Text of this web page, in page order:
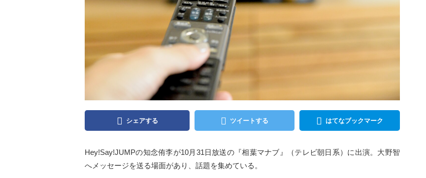
シェアする ツイートする はてなブックマーク
Hey!Say!JUMPの知念侑李が10月31日放送の『相葉マナブ』（テレビ朝日系）に出演。大野智
へメッセージを送る場面があり、話題を集めている。
記事を読む
記事を読む